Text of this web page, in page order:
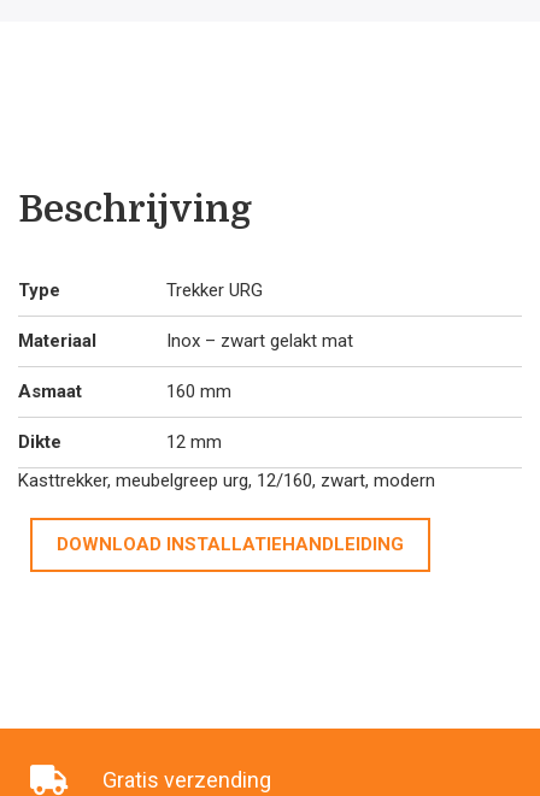
Beschrijving
Type Trekker URG
Materiaal Inox – zwart gelakt mat
Asmaat 160 mm
Dikte
12 mm
Kasttrekker, meubelgreep urg, 12/160, zwart, modern
DOWNLOAD INSTALLATIEHANDLEIDING
Gratis verzending